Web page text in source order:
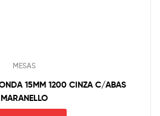
MESAS
15MM 1200 CINZA C/ABAS
MARANELLO